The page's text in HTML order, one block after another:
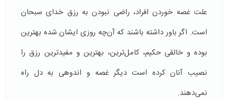
علت غصه خوردن افراد، راضی نبودن به رزق خدای سبحان
است. اگر باور داشته باشند که آن‌چه روزی ایشان شده بهترین
بوده و خالقی حکیم، کامل‌ترین، بهترین و مفید‌ترین رزق را
نصیب آنان کرده است دیگر غصه و اندوهی به دل راه
نمی‌دهند.